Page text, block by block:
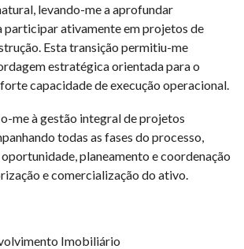
levando-me a aprofundar
participar ativamente em projetos de
Esta transição permitiu-me
estratégica orientada para o
capacidade de execução operacional.
me à gestão integral de projetos
todas as fases do processo,
oportunidade, planeamento e coordenação
e comercialização do ativo.
Imobiliário